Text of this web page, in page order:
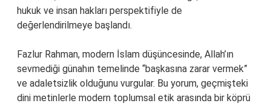
hukuk ve insan hakları perspektifiyle de
değerlendirilmeye başlandı.
Fazlur Rahman, modern İslam düşüncesinde, Allah’ın
sevmediği günahın temelinde “başkasına zarar vermek”
ve adaletsizlik olduğunu vurgular. Bu yorum, geçmişteki
dini metinlerle modern toplumsal etik arasında bir köprü